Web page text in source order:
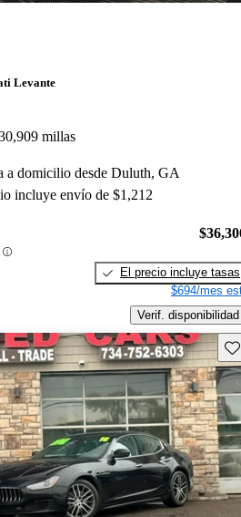
Levante
millas
a domicilio desde Duluth, GA
incluye envío de $1,212
El precio incluye tasas
$694/mes
Verif. disponibilidad